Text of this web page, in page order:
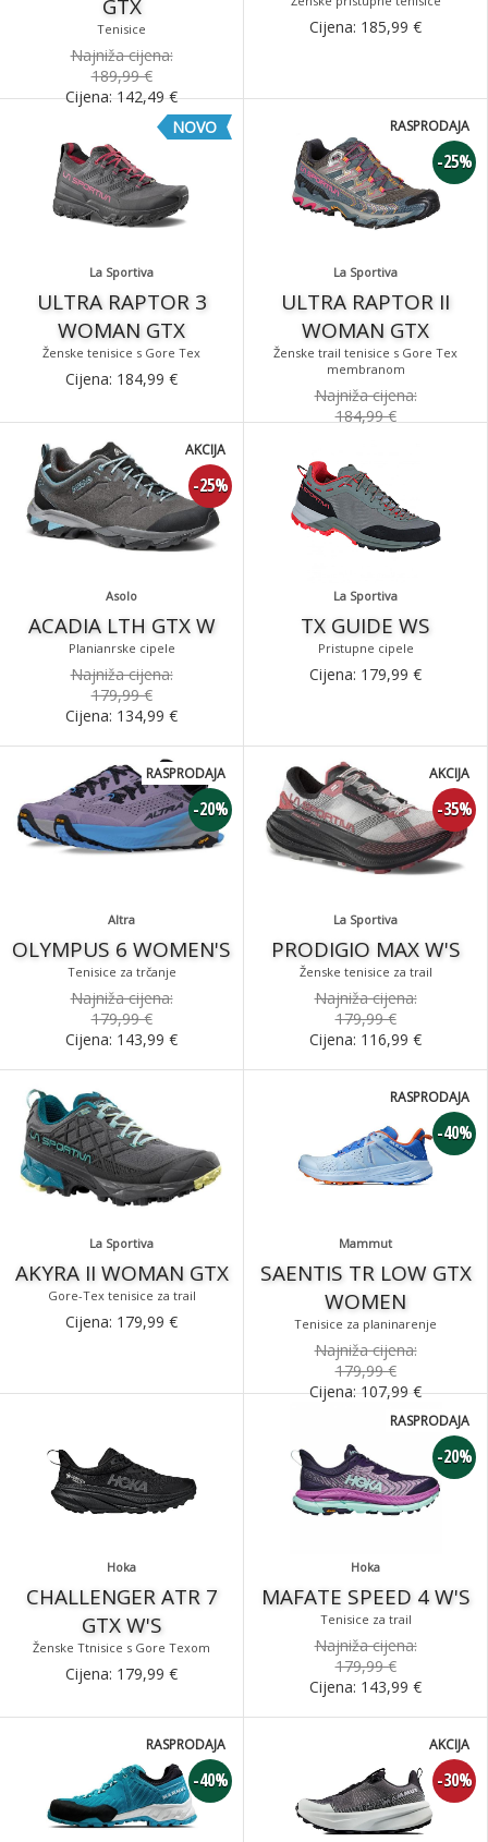
GTX
Tenisice
Najniža cijena:
189,99 €
Cijena:142,49€
Cijena: 185,99 €
La Sportiva
ULTRA RAPTOR 3
WOMAN GTX
Ženske tenisice s Gore Tex
NOVO
Cijena: 184,99 €
La Sportiva
ULTRA RAPTOR II
WOMAN GTX
Ženske trail tenisice s Gore Tex
membranom
-25%
RASPRODAJA
Najniža cijena:
184,99 €
Asolo
ACADIA LTH GTX W
Planianrske cipele
-25%
AKCIJA
Najniža cijena:
179,99 €
Cijena: 134,99 €
La Sportiva
TX GUIDE WS
Pristupne cipele
Cijena: 179,99 €
Altra
OLYMPUS 6 WOMEN'S
Tenisice za trčanje
-20%
RASPRODAJA
Najniža cijena:
179,99 €
Cijena: 143,99 €
La Sportiva
PRODIGIO MAX W'S
Ženske tenisice za trail
-35%
AKCIJA
Najniža cijena:
179,99 €
Cijena: 116,99 €
La Sportiva
AKYRA II WOMAN GTX
Gore-Tex tenisice za trail
Cijena: 179,99 €
Mammut
SAENTIS TR LOW GTX
WOMEN
Tenisice za planinarenje
-40%
RASPRODAJA
Najniža cijena:
179,99 €
Cijena:107,99€
Hoka
CHALLENGER ATR 7
GTX W'S
Ženske Ttnisice s Gore Texom
Cijena: 179,99 €
Hoka
MAFATE SPEED 4 W'S
Tenisice za trail
-20%
RASPRODAJA
Najniža cijena:
179,99 €
Cijena: 143,99 €
-40%
RASPRODAJA
-30%
AKCIJA